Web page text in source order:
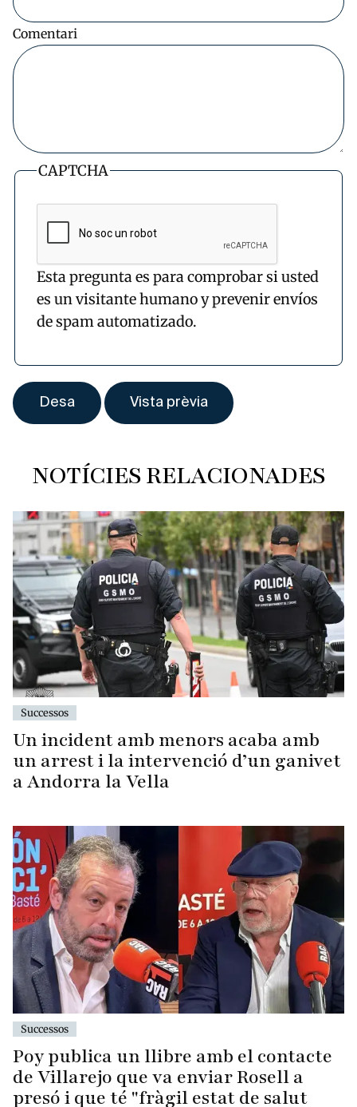
Comentari
CAPTCHA
Esta pregunta es para comprobar si usted
es un visitante humano y prevenir envíos
de spam automatizado.
NOTÍCIES RELACIONADES
Successos
Un incident amb menors acaba amb
un arrest i la intervenció d’un ganivet
a Andorra la Vella
Successos
Poy publica un llibre amb el contacte
de Villarejo que va enviar Rosell a
presó i que té "fràgil estat de salut